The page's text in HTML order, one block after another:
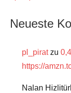
Neueste
pl_piratzu
https://
Nalan